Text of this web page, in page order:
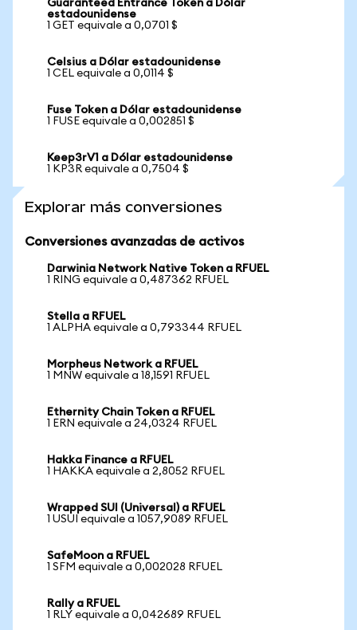
Guaranteed Entrance Token a Dólar
estadounidense
1 GET equivale a 0,0701 $
Celsius a Dólar estadounidense
1 CEL equivale a 0,0114 $
Fuse Token a Dólar estadounidense
1 FUSE equivale a 0,002851 $
Keep3rV1 a Dólar estadounidense
1 KP3R equivale a 0,7504 $
Explorar más conversiones
Conversiones avanzadas de activos
Darwinia Network Native Token a RFUEL
1 RING equivale a 0,487362 RFUEL
Stella a RFUEL
1 ALPHA equivale a 0,793344 RFUEL
Morpheus Network a RFUEL
1 MNW equivale a 18,1591 RFUEL
Ethernity Chain Token a RFUEL
1 ERN equivale a 24,0324 RFUEL
Hakka Finance a RFUEL
1 HAKKA equivale a 2,8052 RFUEL
Wrapped SUI (Universal) a RFUEL
1 USUI equivale a 1057,9089 RFUEL
SafeMoon a RFUEL
1 SFM equivale a 0,002028 RFUEL
Rally a RFUEL
1 RLY equivale a 0,042689 RFUEL